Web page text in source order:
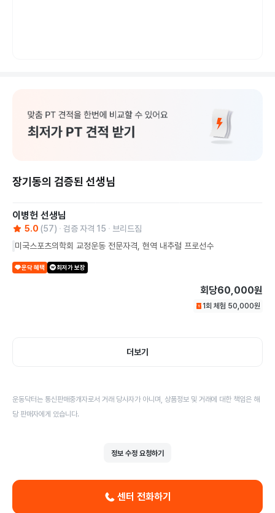
장기동의 검증된 선생님
이병헌 선생님
5.0 (57) 검증 자격 15
브리드짐
미국스포츠의학회 교정운동 전문자격, 현역 내추럴 프로선수
운닥 혜택 최저가 보장
회당60,000원
1회 체험 50,000원
더보기
운동닥터는 통신판매중개자로서 거래 당사자가 아니며, 상품정보 및 거래에 대한 책임은 해
당 판매자에게 있습니다.
정보 수정 요청하기
센터 전화하기